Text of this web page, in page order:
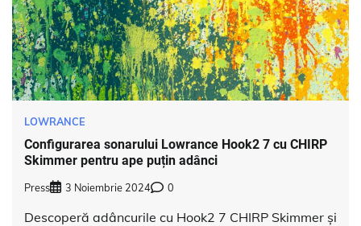
LOWRANCE
Configurarea sonarului Lowrance Hook2 7 cu CHIRP
Skimmer pentru ape puțin adânci
Press 3 Noiembrie 2024 0
Descoperă adâncurile cu Hook2 7 CHIRP Skimmer și